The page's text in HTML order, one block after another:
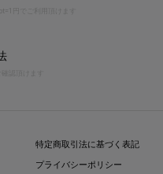
円でご利用頂けます
特定商取引法に基づく表記
プライバシーポリシー